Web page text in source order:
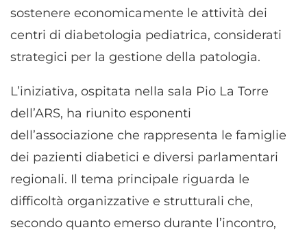
sostenere economicamente le attività dei
centri di diabetologia pediatrica, considerati
strategici per la gestione della patologia.
L’iniziativa, ospitata nella sala Pio La Torre
dell’ARS, ha riunito esponenti
dell’associazione che rappresenta le famiglie
dei pazienti diabetici e diversi parlamentari
regionali. Il tema principale riguarda le
difficoltà organizzative e strutturali che,
secondo quanto emerso durante l’incontro,